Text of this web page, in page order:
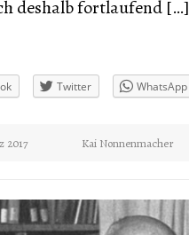
deshalb fortlaufend […]
Twitter WhatsApp
2017 Kai Nonnenmacher